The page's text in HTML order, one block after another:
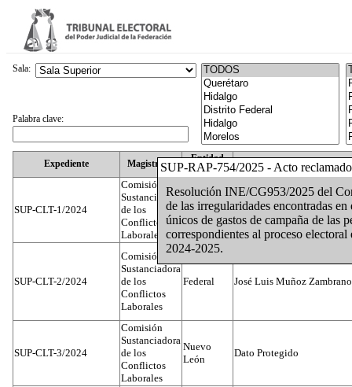
SUP-RAP-754/2025 - Acto reclamado
Resolución INE/CG953/2025 del
de las irregularidades encontradas
únicos de gastos de campaña de las
correspondientes al proceso
2024-2025.
Expediente Magistrado
Entidad
Federativa
SUP-CLT-1/2024
Comisión
Sustanciadora
de los
Conflictos
Laborales
Federal Juan José Serrato Velasco
SUP-CLT-2/2024
Comisión
Sustanciadora
de los
Conflictos
Laborales
Federal José Luis Muñoz Zambrano
SUP-CLT-3/2024
Comisión
Sustanciadora
de los
Conflictos
Laborales
Nuevo
León
Dato Protegido
Sala:
Palabra clave: